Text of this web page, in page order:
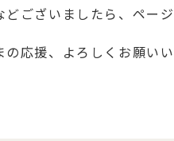
どございましたら、ペー
応援、よろしくお願いい